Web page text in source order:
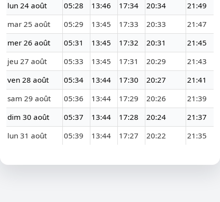
lun 24 août
05:28 13:46 17:34 20:34
21:49
mar 25 août
05:29 13:45 17:33 20:33
21:47
mer 26 août
05:31 13:45 17:32 20:31
21:45
jeu 27 août
05:33 13:45 17:31 20:29
21:43
ven 28 août
05:34 13:44 17:30 20:27
21:41
sam 29 août
05:36 13:44 17:29 20:26
21:39
dim 30 août
05:37 13:44 17:28 20:24
21:37
lun 31 août
05:39 13:44 17:27 20:22 21:35